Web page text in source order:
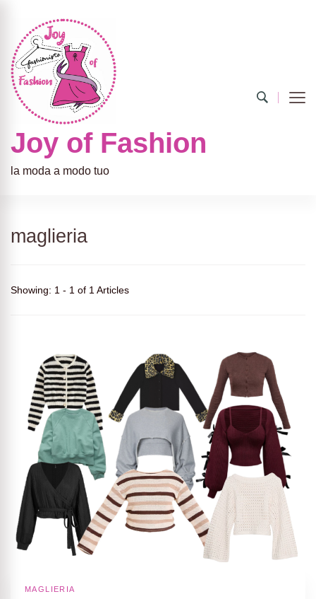
Joy of Fashion
la moda a modo tuo
maglieria
Showing: 1 - 1 of 1 Articles
MAGLIERIA